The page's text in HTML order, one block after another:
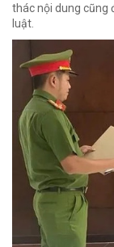
thác nội dung cũng
luật.